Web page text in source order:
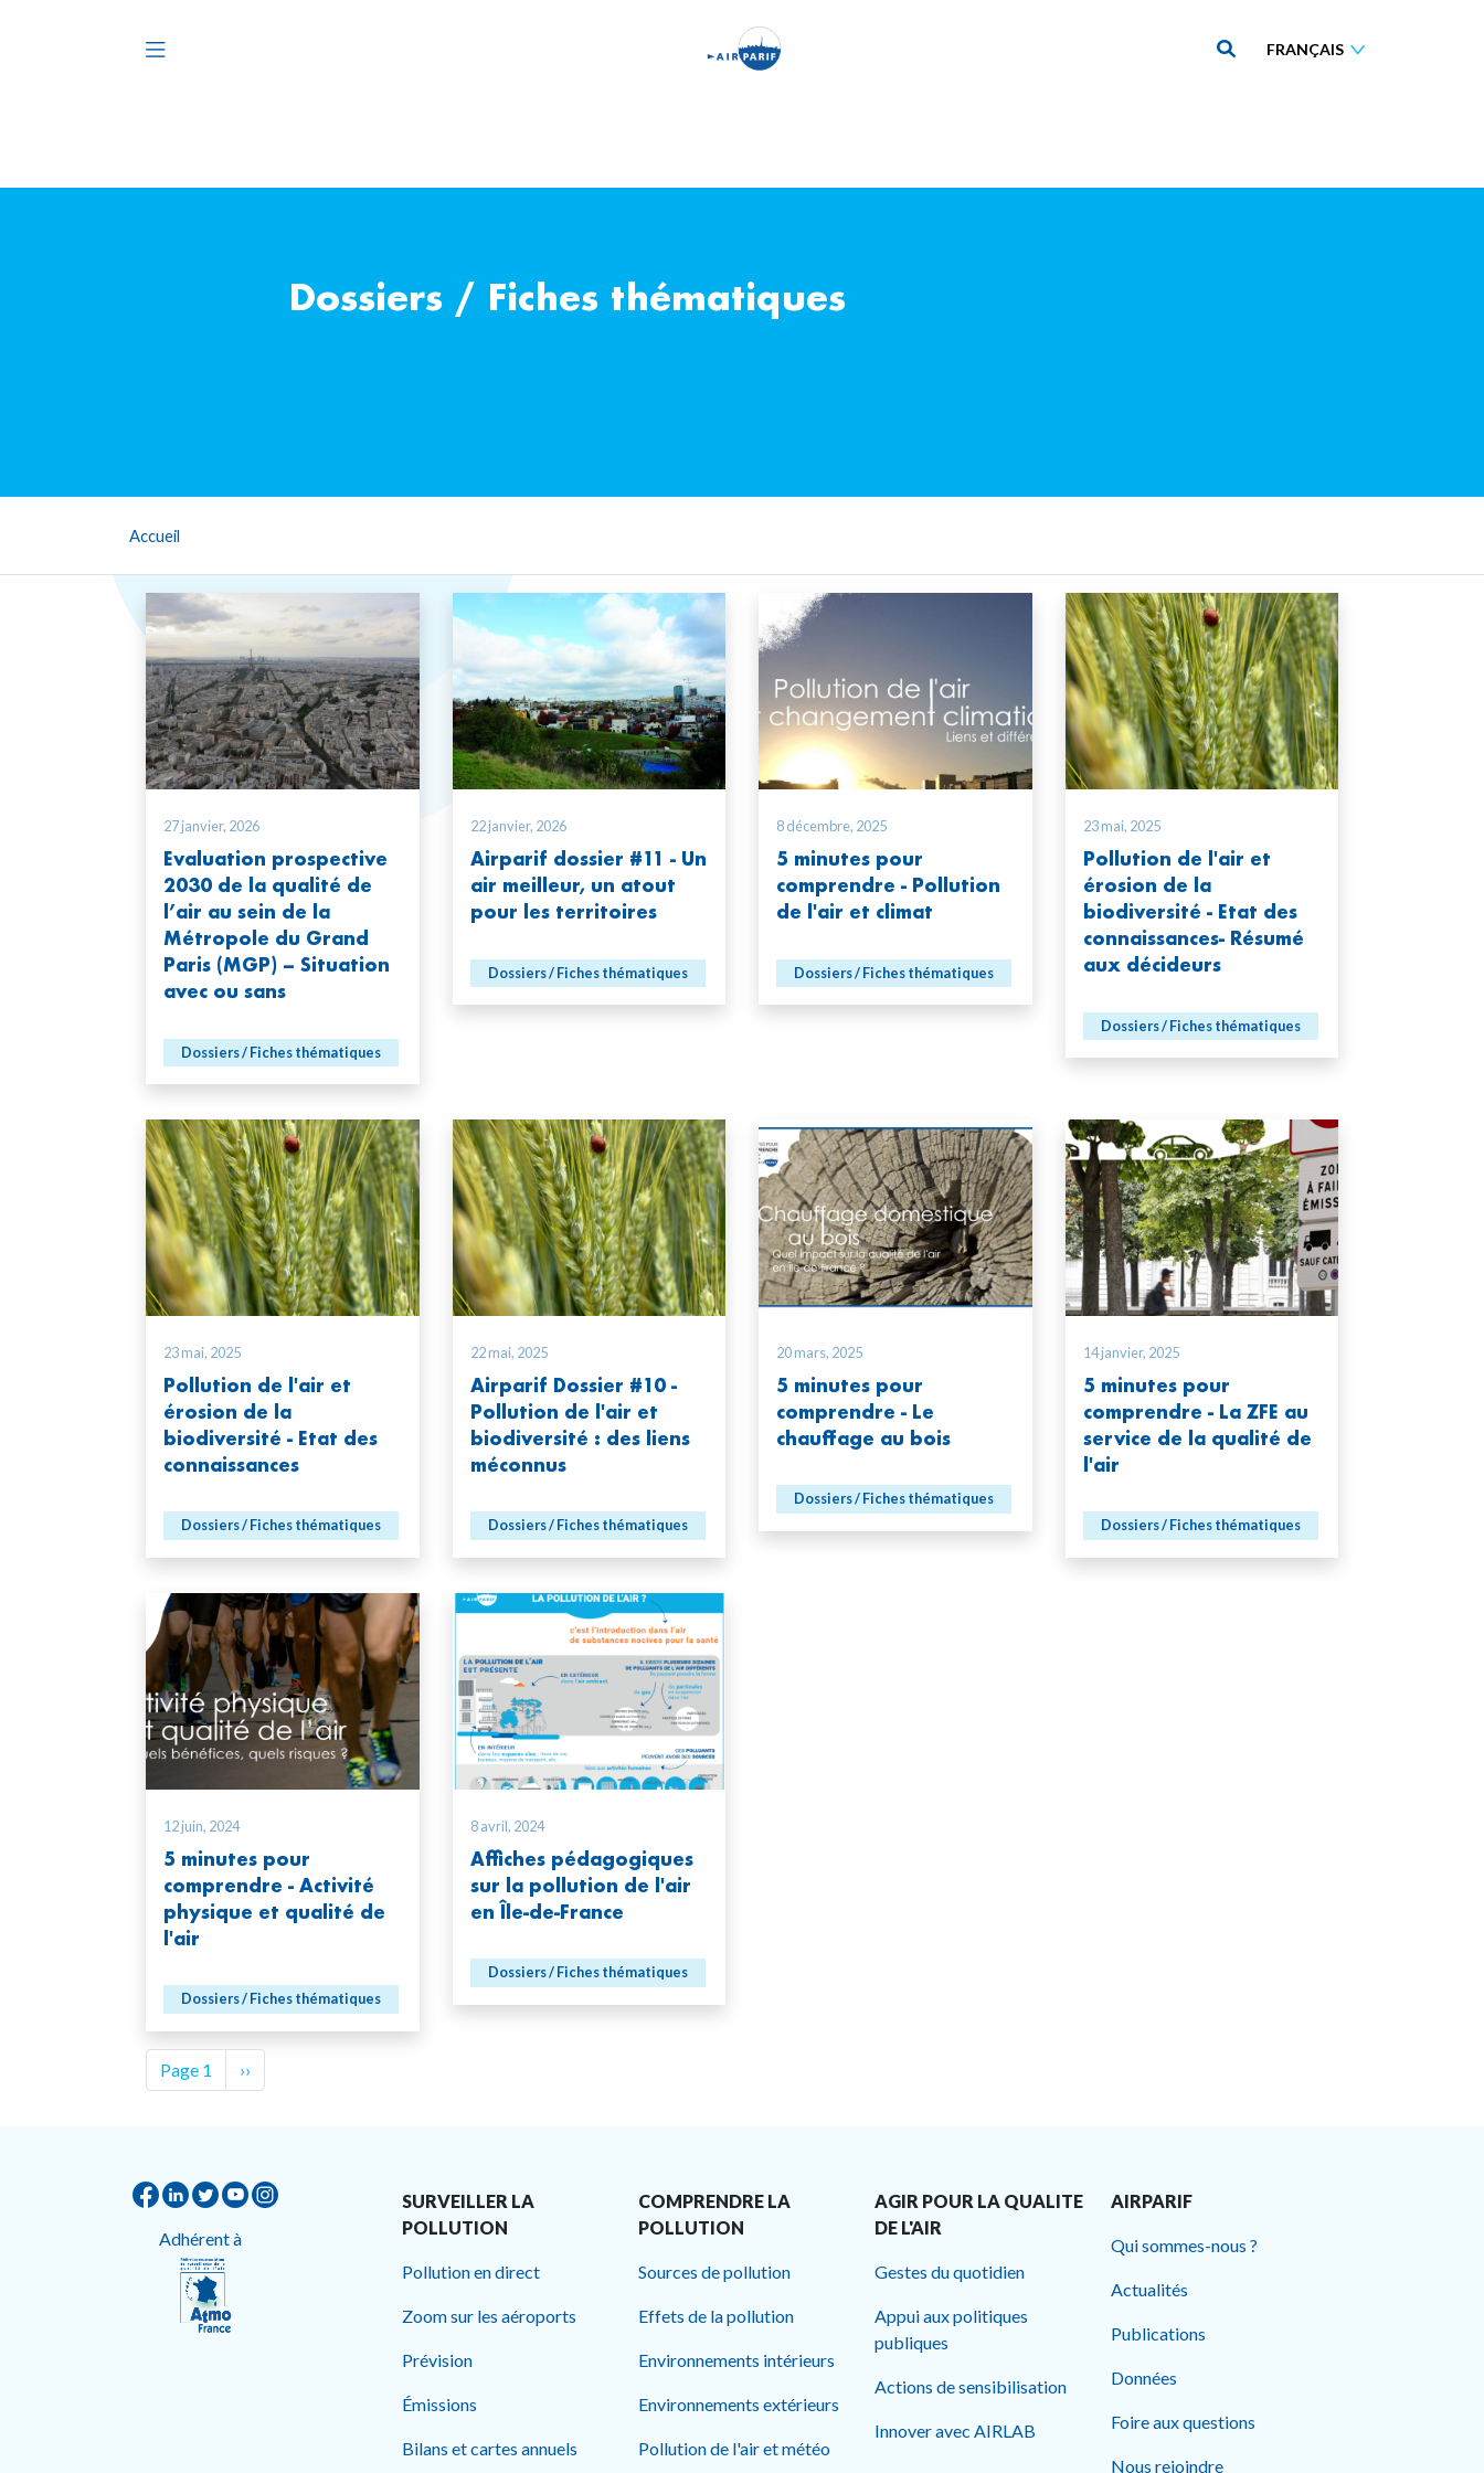
au
contenu
Dossiers / Fiches thématiques
Accueil
27 janvier, 2026
Evaluation prospective
2030 de la qualité de
l’air au sein de la
Métropole du Grand
Paris (MGP) – Situation
avec ou sans
Dossiers / Fiches thématiques
22 janvier, 2026
Airparif dossier #11 - Un
air meilleur, un atout
pour les territoires
Dossiers / Fiches thématiques
8 décembre, 2025
5 minutes pour
comprendre - Pollution
de l'air et climat
Dossiers / Fiches thématiques
23 mai, 2025
Pollution de l'air et
érosion de la
biodiversité - Etat des
connaissances- Résumé
aux décideurs
Dossiers / Fiches thématiques
23 mai, 2025
Pollution de l'air et
érosion de la
biodiversité - Etat des
connaissances
Dossiers / Fiches thématiques
22 mai, 2025
Airparif Dossier #10 -
Pollution de l'air et
biodiversité : des liens
méconnus
Dossiers / Fiches thématiques
20 mars, 2025
5 minutes pour
comprendre - Le
chauffage au bois
Dossiers / Fiches thématiques
14 janvier, 2025
5 minutes pour
comprendre - La ZFE au
service de la qualité de
l'air
Dossiers / Fiches thématiques
12 juin, 2024
5 minutes pour
comprendre - Activité
physique et qualité de
l'air
Dossiers / Fiches thématiques
8 avril, 2024
Affiches pédagogiques
sur la pollution de l'air
en Île-de-France
Dossiers / Fiches thématiques
Pagination
Page 1
Page
suivante
››
Adhérent à
SURVEILLER LA
POLLUTION
Pollution en direct
Zoom sur les aéroports
Prévision
Émissions
Bilans et cartes annuels
COMPRENDRE LA
POLLUTION
Sources de pollution
Effets de la pollution
Environnements intérieurs
Environnements extérieurs
Pollution de l'air et météo
AGIR POUR LA QUALITE
DE L'AIR
Gestes du quotidien
Appui aux politiques
publiques
Actions de sensibilisation
Innover avec AIRLAB
AIRPARIF
Qui sommes-nous ?
Actualités
Publications
Données
Foire aux questions
Nous rejoindre